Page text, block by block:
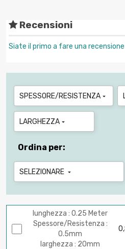
Recensioni
Siate il primo a fare una recensione
SPESSORE/RESISTENZA 
LARGHEZZA 
Ordina per:
SELEZIONARE 
lunghezza : 0.25 Meter
Spessore/Resistenza :
0.5mm
larghezza : 20mm